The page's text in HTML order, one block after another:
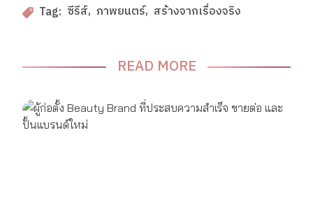
Tag: ซีรีส์ ภาพยนตร์ สร้างจากเรื่องจริง
READ MORE